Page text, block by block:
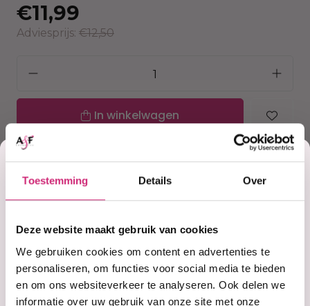
Toestemming Details Over
Deze website maakt gebruik van cookies
We gebruiken cookies om content en advertenties te
personaliseren, om functies voor social media te bieden
en om ons websiteverkeer te analyseren. Ook delen we
informatie over uw gebruik van onze site met onze
€11,99
Adviesprijs: €12,50
In winkelwagen
Voor 15:00 besteld =morgen in huis
30 dagen
Uitgebreidecollectie
Korting
op je
eerste